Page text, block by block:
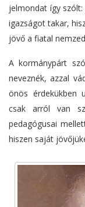
jelmondat így
igazságot takar,
jövő a fiatal
A kormánypárt
neveznék, azzal
önös érdekükben
csak arról van
pedagógusai
hiszen saját